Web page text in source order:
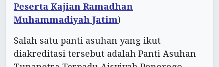
Peserta Kajian Ramadhan
Muhammadiyah Jatim)
Salah satu panti asuhan yang ikut
diakreditasi tersebut adalah Panti Asuhan